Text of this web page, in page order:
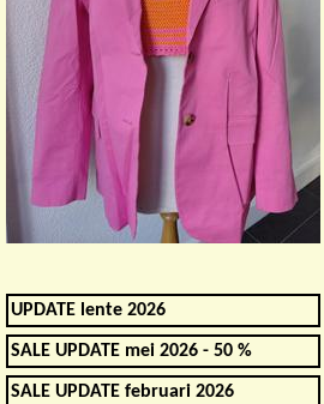
UPDATE lente 2026
SALE UPDATE mei 2026 - 50 %
SALE UPDATE februari 2026